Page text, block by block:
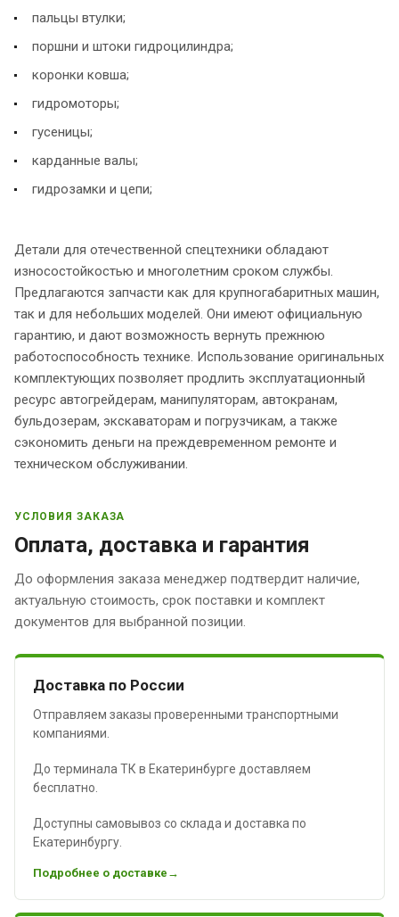
пальцы втулки;
поршни и штоки гидроцилиндра;
коронки ковша;
гидромоторы;
гусеницы;
карданные валы;
гидрозамки и цепи;
Детали для отечественной спецтехники обладают
износостойкостью и многолетним сроком службы.
Предлагаются запчасти как для крупногабаритных машин,
так и для небольших моделей. Они имеют официальную
гарантию, и дают возможность вернуть прежнюю
работоспособность технике. Использование оригинальных
комплектующих позволяет продлить эксплуатационный
ресурс автогрейдерам, манипуляторам, автокранам,
бульдозерам, экскаваторам и погрузчикам, а также
сэкономить деньги на преждевременном ремонте и
техническом обслуживании.
УСЛОВИЯ ЗАКАЗА
Оплата, доставка и гарантия
До оформления заказа менеджер подтвердит наличие,
актуальную стоимость, срок поставки и комплект
документов для выбранной позиции.
Доставка по России
Отправляем заказы проверенными транспортными
компаниями.
До терминала ТК в Екатеринбурге доставляем
бесплатно.
Доступны самовывоз со склада и доставка по
Екатеринбургу.
Подробнее о доставке